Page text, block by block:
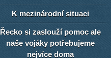
K mezinárodní situaci
Řecko si zaslouží pomoc ale
naše vojáky potřebujeme
nejvíce doma